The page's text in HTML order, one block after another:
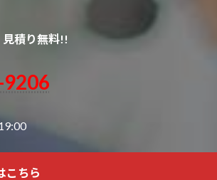
見積り無料!!
9206
こちら